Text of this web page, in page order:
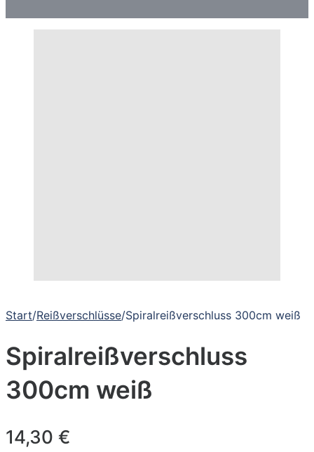
Start/Reißverschlüsse/Spiralreißverschluss 300cm weiß
Spiralreißverschluss
300cm weiß
14,30 €